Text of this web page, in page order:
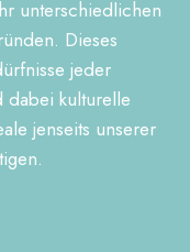
unterschiedlichen
Dieses
jeder
dabei kulturelle
jenseits unserer